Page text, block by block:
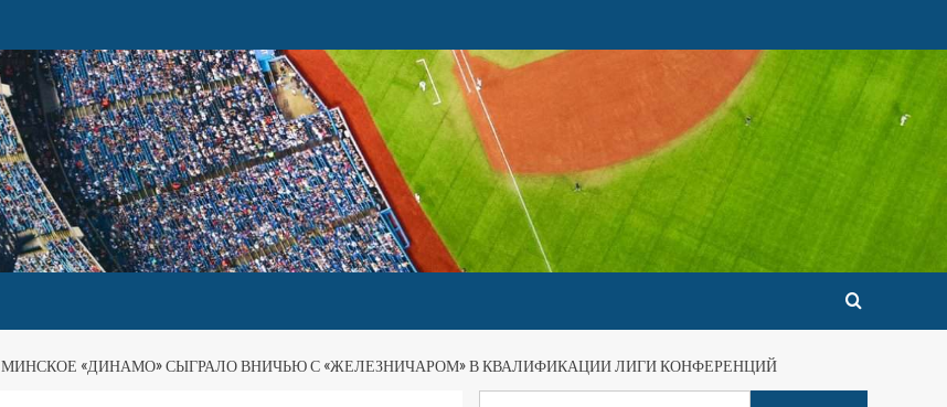
МИНСКОЕ «ДИНАМО» СЫГРАЛО ВНИЧЬЮ С «ЖЕЛЕЗНИЧАРОМ» В КВАЛИФИКАЦИИ ЛИГИ КОНФЕРЕНЦИЙ